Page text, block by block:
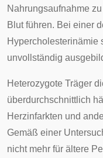
Nahrungsaufnahme
Blut führen. Bei einer
Hypercholesterinämie
unvollständig
Heterozygote Träger
überdurchschnittlich
Herzinfarkten und
Gemäß einer
nicht mehr für ältere